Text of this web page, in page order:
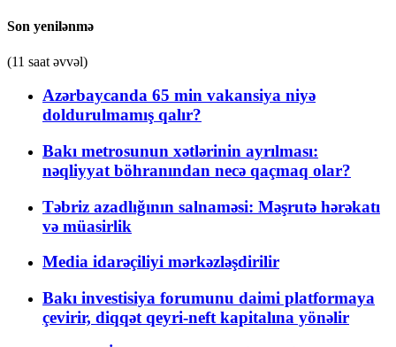
Son yenilənmə
(11 saat əvvəl)
Azərbaycanda 65 min vakansiya niyə
doldurulmamış qalır?
Bakı metrosunun xətlərinin ayrılması:
nəqliyyat böhranından necə qaçmaq olar?
Təbriz azadlığının salnaməsi: Məşrutə hərəkatı
və müasirlik
Media idarəçiliyi mərkəzləşdirilir
Bakı investisiya forumunu daimi platformaya
çevirir, diqqət qeyri-neft kapitalına yönəlir